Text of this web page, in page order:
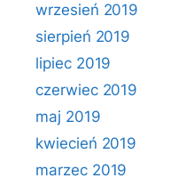
wrzesień 2019
sierpień 2019
lipiec 2019
czerwiec 2019
maj 2019
kwiecień 2019
marzec 2019